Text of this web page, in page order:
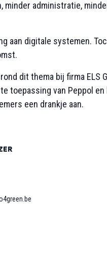
minder administratie,
aan digitale systemen.
dit thema bij firma ELS
toepassing van Peppol en
een drankje aan.